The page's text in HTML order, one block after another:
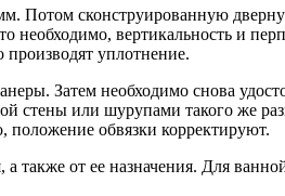
Потом сконструированную
необходимо, вертикальность и
производят уплотнение.
Затем необходимо снова
стены или шурупами такого же
положение обвязки корректируют.
также от ее назначения. Для